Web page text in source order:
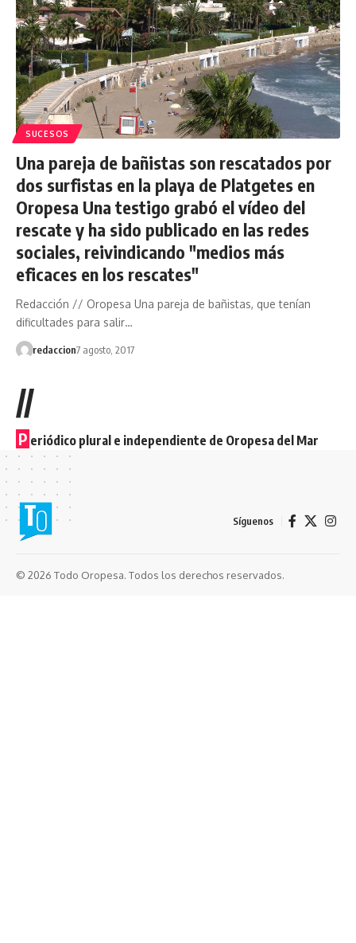
SUCESOS
Una pareja de bañistas son rescatados por
dos surfistas en la playa de Platgetes en
Oropesa Una testigo grabó el vídeo del
rescate y ha sido publicado en las redes
sociales, reivindicando "medios más
eficaces en los rescates"
Redacción // Oropesa Una pareja de bañistas, que tenían
dificultades para salir…
redaccion7 agosto, 2017
//
P eriódico plural e independiente de Oropesa del Mar
Síguenos
© 2026 Todo Oropesa. Todos los derechos reservados.